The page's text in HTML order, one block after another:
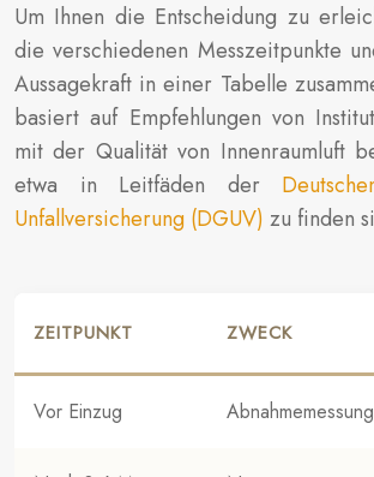
Um Ihnen die Entscheidung zu
die verschiedenen Messzeitpunkte
Aussagekraft in einer Tabelle
basiert auf Empfehlungen von
mit der Qualität von Innenraumluft
etwa in Leitfäden der
Unfallversicherung (DGUV) zu finden
ZEITPUNKT ZWECK
Vor Einzug